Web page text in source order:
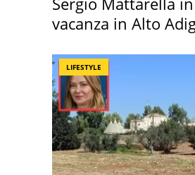
vacanza in Alto
LIFESTYLE